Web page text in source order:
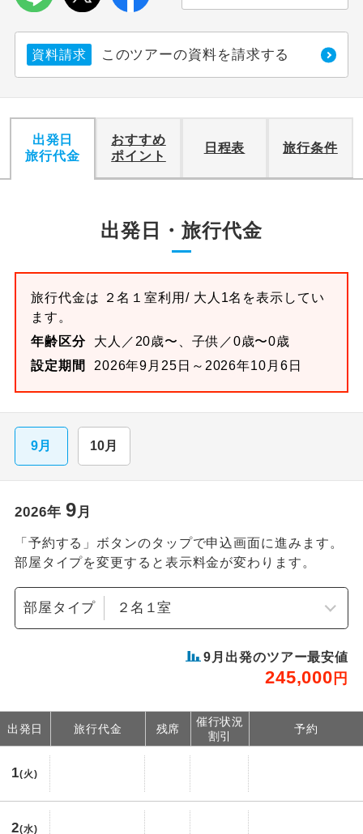
資料請求 このツアーの資料を請求する
出発日
旅行代金
おすすめ
ポイント
日程表 旅行条件
出発日・旅行代金
旅行代金は ２名１室利用/ 大人1名を表示してい
ます。
年齢区分
大人／20歳〜、子供／0歳〜0歳
設定期間
2026年9月25日～2026年10月6日
9月 10月
2026年 9 月
「予約する」ボタンのタップで申込画面に進みます。
部屋タイプを変更すると表示料金が変わります。
部屋タイプ
9 月出発のツアー最安値
245,000 円
出発日 旅行代金 残席
催行状況
割引
予約
1(火)
2(水)